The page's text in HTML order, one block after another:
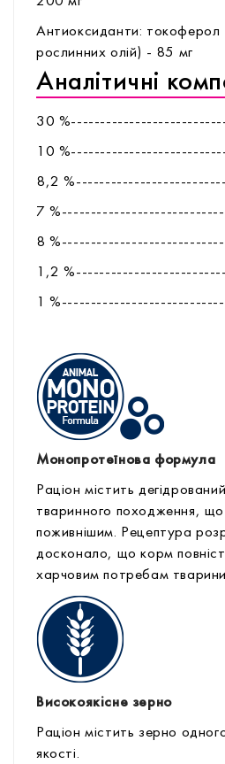
Антиоксиданти: токоферол
рослинних олій) - 85 мг
Аналітичні
30
10
8,2
7
8
1,2
1
Монопротеїнова формула
Раціон містить
тваринного походження,
поживнішим. Рецептура
досконало, що корм
харчовим потребам тварини
Високоякісне зерно
Раціон містить зерно
якості.